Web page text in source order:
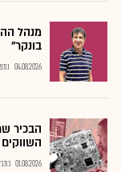
מנהל
בונקר"
04.08.2026
הבכיר
השווקים
01.08.2026